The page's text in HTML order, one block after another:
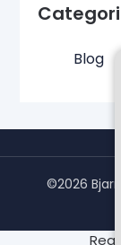
Blog
©2026